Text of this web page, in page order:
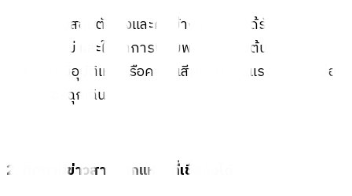
ตรวจสอบตัวเองและคนข้างเคียงว่า ได้รับบาดเจ็บ
หรือไม่ และให้ทำการปฐมพยาบาลขั้นต้นก่อน
หากมีอุบัติเหตุหรือความเสียหายที่รุนแรง ควรติดต่อ
เบอร์ฉุกเฉิน
2. ติดตามข่าวสารจากแหล่งที่เชื่อถือได้